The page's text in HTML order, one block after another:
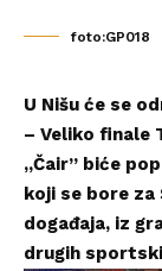
foto:GP018
U Nišu će se
– Veliko finale
„Čair” biće
koji se bore
događaja, iz
drugih